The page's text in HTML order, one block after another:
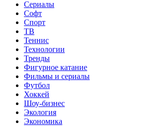
Сериалы
Софт
Спорт
ТВ
Теннис
Технологии
Тренды
Фигурное катание
Фильмы и сериалы
Футбол
Хоккей
Шоу-бизнес
Экология
Экономика